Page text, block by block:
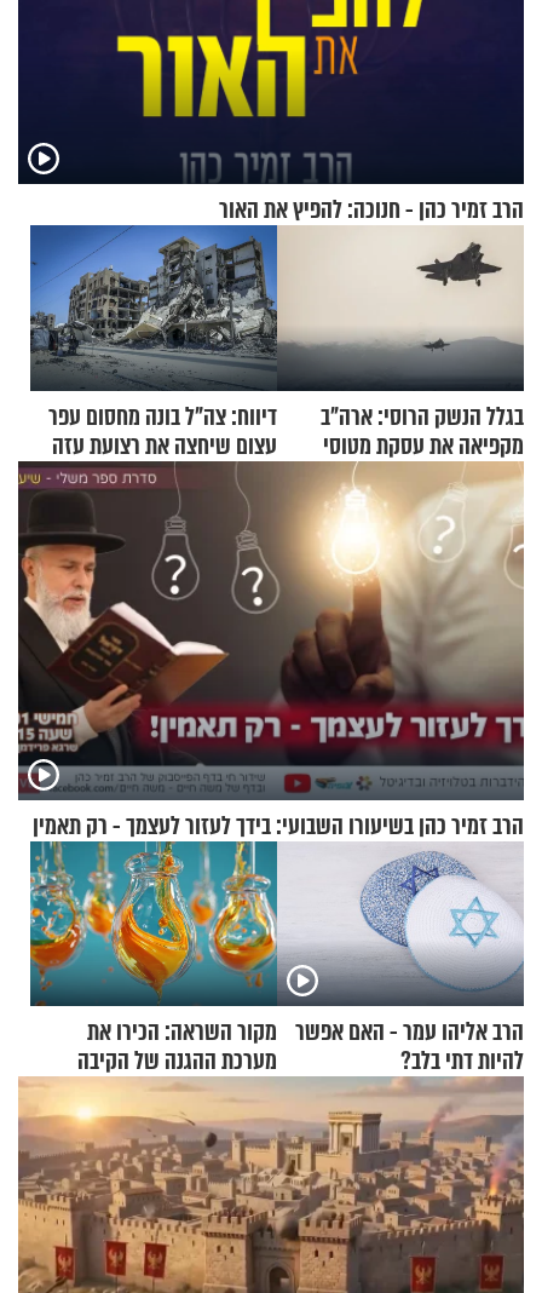
הרב זמיר כהן - חנוכה: להפיץ את האור
בגלל הנשק הרוסי: ארה"ב
מקפיאה את עסקת מטוסי
הקרב לטורקיה
דיווח: צה"ל בונה מחסום עפר
עצום שיחצה את רצועת עזה
לשניים
הרב זמיר כהן בשיעורו השבועי: בידך לעזור לעצמך - רק תאמין
הרב אליהו עמר - האם אפשר
להיות דתי בלב?
מקור השראה: הכירו את
מערכת ההגנה של הקיבה